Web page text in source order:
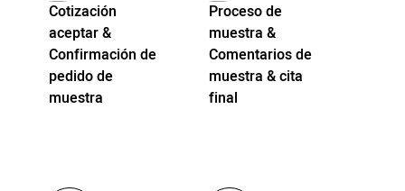
Cotización
aceptar &
Confirmación de
pedido de
muestra
Proceso de
muestra &
Comentarios de
muestra & cita
final